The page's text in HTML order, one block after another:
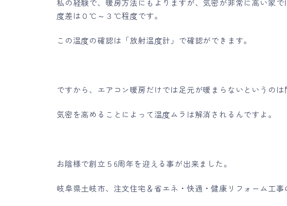
度差は０℃～３℃程度です。
この温度の確認は「放射温度計」で確認ができます。
ですから、エアコン暖房だけでは足元が暖まらないというのは
気密を高めることによって温度ムラは解消されるんですよ。
お陰様で創立５6周年を迎える事が出来ました。
岐阜県土岐市、注文住宅＆省エネ・快適・健康リフォーム工事